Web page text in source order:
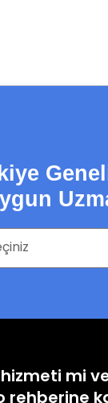
hizmeti mi
rehberine